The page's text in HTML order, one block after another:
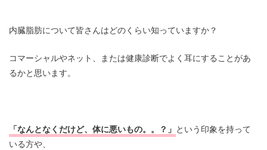
内臓脂肪について皆さんはどのくらい知っていますか？
コマーシャルやネット、または健康診断でよく耳にすることがあ
るかと思います。
「なんとなくだけど、体に悪いもの。。？」 という印象を持って
いる方や、